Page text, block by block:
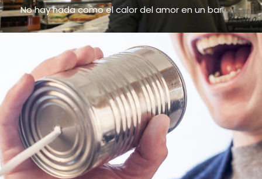
No hay nada como el calor del amor en un bar